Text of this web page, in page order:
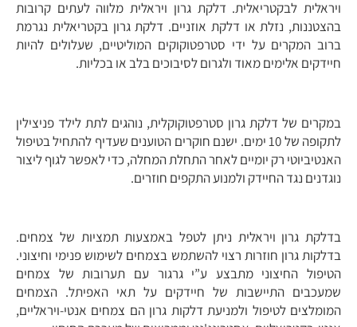
ויראלית לבקטריאלית. דלקת גרון ויראלית מלווה לעתים קרובות
בהצטננות, נזלת או דלקת אוזניים. דלקת גרון בקטריאלית נגרמת
ברוב המקרים על ידי סטרפטוקוקים המוליטיים, שעלולים להיות
חיידקים אלימים מאוד ולגרום לסיבוכים בלב או בכליות.
במקרים של דלקת גרון סטרפטוקוקלית, נוהגים לתת לילד פניצילין
לתקופה של 10 ימים. ישנם חוקרים הטוענים שעדיף להתחיל בטיפול
האנטיביוטי רק יומיים לאחר התחלת המחלה, כדי לאפשר לגוף ליצור
נוגדנים נגד החיידק ולמנוע התקפים חוזרים.
בדלקת גרון ויראלית ניתן לטפל באמצעות תמציות של צמחים.
בדלקות גרון חוזרות רצוי להשתמש בצמחים לשימוש פנימי וחיצוני.
הטיפול החיצוני מתבצע ע”י גרגור עם תערובות של צמחים
שמעכבים התיישבות של חיידקים על תאי האפיתל. הצמחים
המומלצים לטיפול ולמניעת דלקות גרון הם צמחים אנטי-ויראליים,